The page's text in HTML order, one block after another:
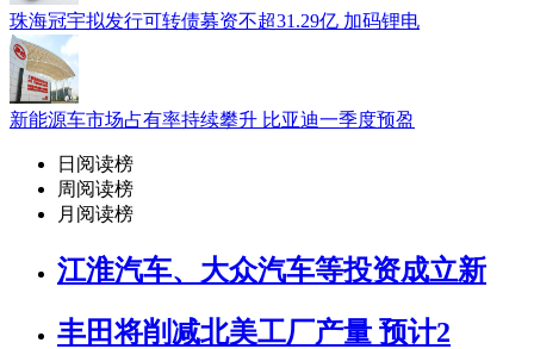
珠海冠宇拟发行可转债募资不超31.29亿 加码锂电
新能源车市场占有率持续攀升 比亚迪一季度预盈
日阅读榜
周阅读榜
月阅读榜
江淮汽车、大众汽车等投资成立新
丰田将削减北美工厂产量 预计2